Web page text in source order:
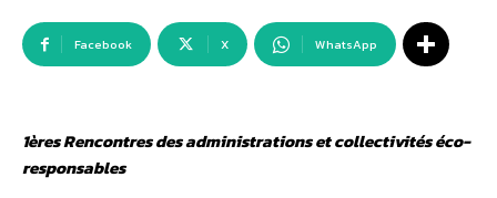
Facebook X WhatsApp
1ères Rencontres des administrations et collectivités éco-
responsables